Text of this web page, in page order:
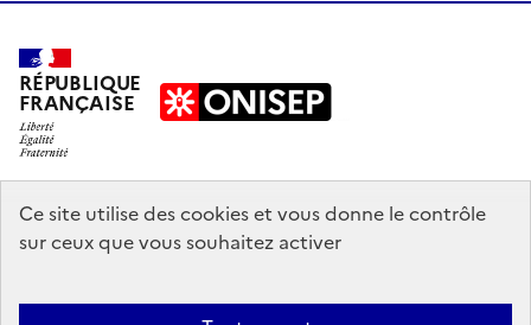
Ce site utilise des cookies et vous donne le contrôle
sur ceux que vous souhaitez activer
RÉPUBLIQUE
FRANÇAISE
education.gouv.fr
enseignementsup-recherche.gouv.fr